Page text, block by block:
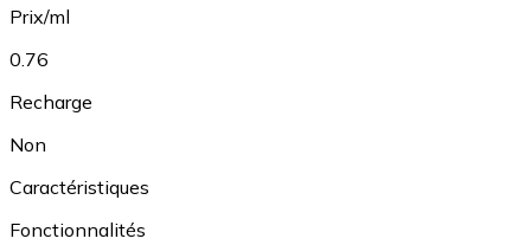
Prix/ml
0.76
Recharge
Non
Caractéristiques
Fonctionnalités